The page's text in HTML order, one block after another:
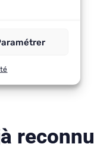
reconnu